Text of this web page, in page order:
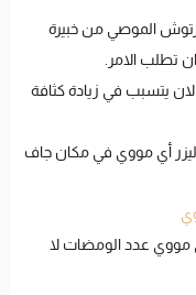
الموصي من خبيرة
تطلب الامر.
يتسبب في زيادة كثافة
أي مووي في مكان جاف
ليزر اي مووي عدد الومضات لا